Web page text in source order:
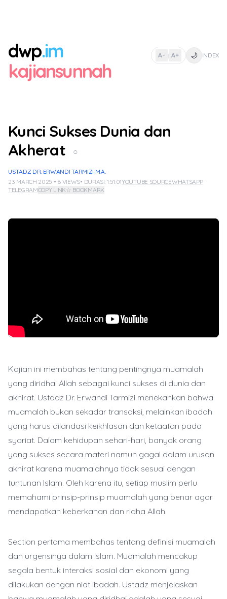
dwp.im
kajiansunnah
A- | A+ 🌙 INDEX
Kunci Sukses Dunia dan
Akherat
○
USTADZ DR. ERWANDI TARMIZI M.A.
23 MARCH 2025 • 6 VIEWS• DURASI: 1:51:01YOUTUBE SOURCEWHATSAPP
TELEGRAMCOPY LINK☆ BOOKMARK
Kajian ini membahas tentang pentingnya muamalah
yang diridhai Allah sebagai kunci sukses di dunia dan
akhirat. Ustadz Dr. Erwandi Tarmizi menekankan bahwa
muamalah bukan sekadar transaksi, melainkan ibadah
yang harus dilandasi keikhlasan dan ketaatan pada
syariat. Dalam kehidupan sehari-hari, banyak orang
yang sukses secara materi namun gagal dalam urusan
akhirat karena muamalahnya tidak sesuai dengan
tuntunan Islam. Oleh karena itu, setiap muslim perlu
memahami prinsip-prinsip muamalah yang benar agar
mendapatkan keberkahan dan ridha Allah.
Section pertama membahas tentang definisi muamalah
dan urgensinya dalam Islam. Muamalah mencakup
segala bentuk interaksi sosial dan ekonomi yang
dilakukan dengan niat ibadah. Ustadz menjelaskan